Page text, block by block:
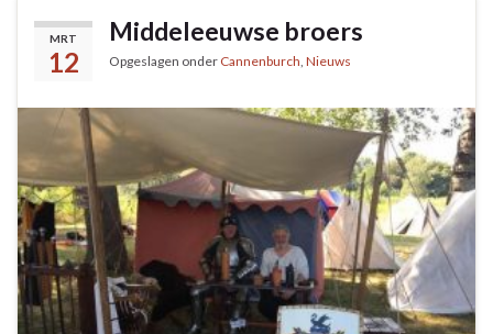
MRT
12
Middeleeuwse broers
Opgeslagen onder Cannenburch, Nieuws